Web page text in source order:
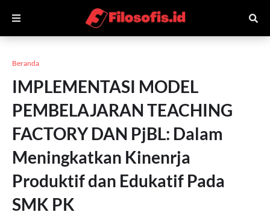
Beranda
IMPLEMENTASI MODEL
PEMBELAJARAN TEACHING
FACTORY DAN PjBL: Dalam
Meningkatkan Kinenrja
Produktif dan Edukatif Pada
SMK PK